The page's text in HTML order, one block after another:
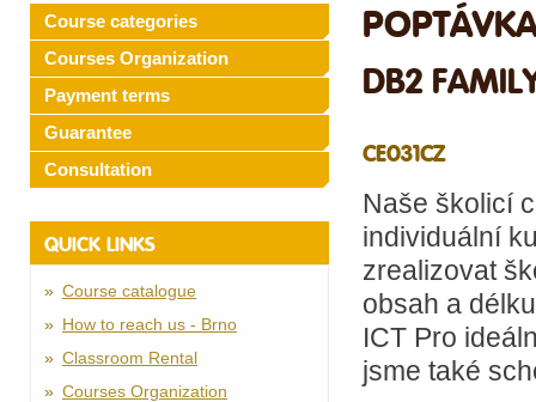
Course categories
Courses Organization
Payment terms
Guarantee
Consultation
QUICK LINKS
Course catalogue
How to reach us - Brno
Classroom Rental
Courses Organization
DB2
CE031CZ
Naše školicí
individuální
zrealizovat
obsah a
ICT Pro
jsme také